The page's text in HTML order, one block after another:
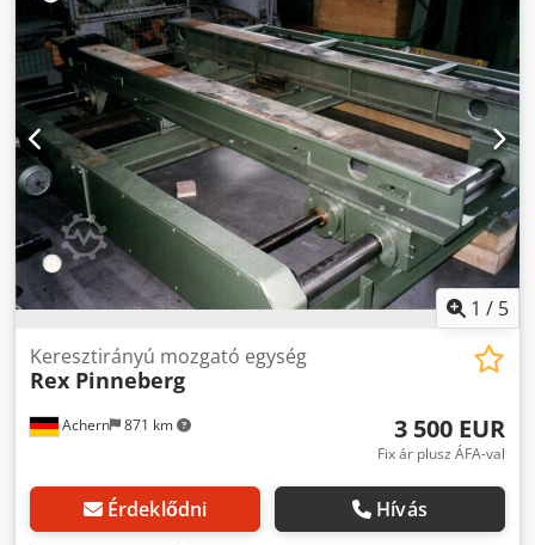
1 / 5
Achern 871 km
Keresztirányú mozgató egység
Rex Pinneberg
3 500 EUR
Fix ár plusz ÁFA-val
Érdeklődni Hívás